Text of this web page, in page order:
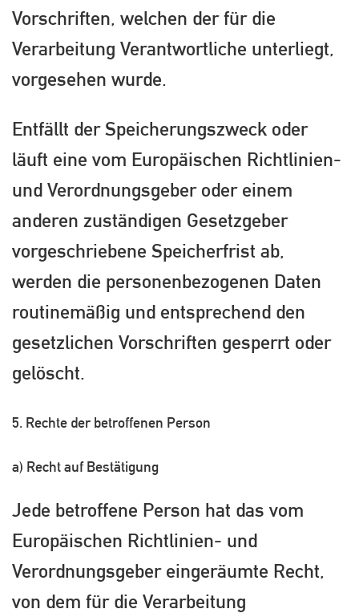
Vorschriften, welchen der für die
Verarbeitung Verantwortliche unterliegt,
vorgesehen wurde.
Entfällt der Speicherungszweck oder
läuft eine vom Europäischen Richtlinien-
und Verordnungsgeber oder einem
anderen zuständigen Gesetzgeber
vorgeschriebene Speicherfrist ab,
werden die personenbezogenen Daten
routinemäßig und entsprechend den
gesetzlichen Vorschriften gesperrt oder
gelöscht.
5. Rechte der betroffenen Person
a) Recht auf Bestätigung
Jede betroffene Person hat das vom
Europäischen Richtlinien- und
Verordnungsgeber eingeräumte Recht,
von dem für die Verarbeitung